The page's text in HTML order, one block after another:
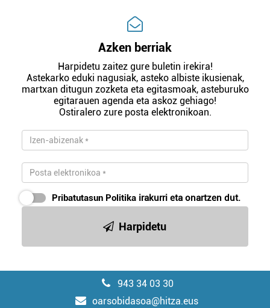
Azken berriak
Harpidetu zaitez gure buletin irekira!
Astekarko eduki nagusiak, asteko albiste ikusienak,
martxan ditugun zozketa eta egitasmoak, asteburuko
egitarauen agenda eta askoz gehiago!
Ostiralero zure posta elektronikoan.
Pribatutasun Politika irakurri eta onartzen dut.
Harpidetu
943 34 03 30
oarsobidasoa@hitza.eus